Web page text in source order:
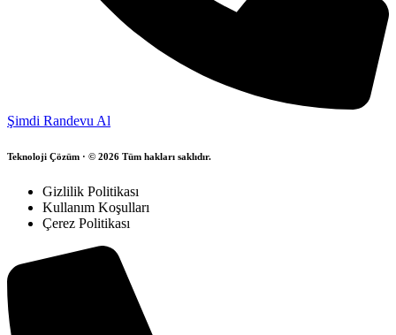
Şimdi Randevu Al
Teknoloji Çözüm · © 2026 Tüm hakları saklıdır.
Gizlilik Politikası
Kullanım Koşulları
Çerez Politikası